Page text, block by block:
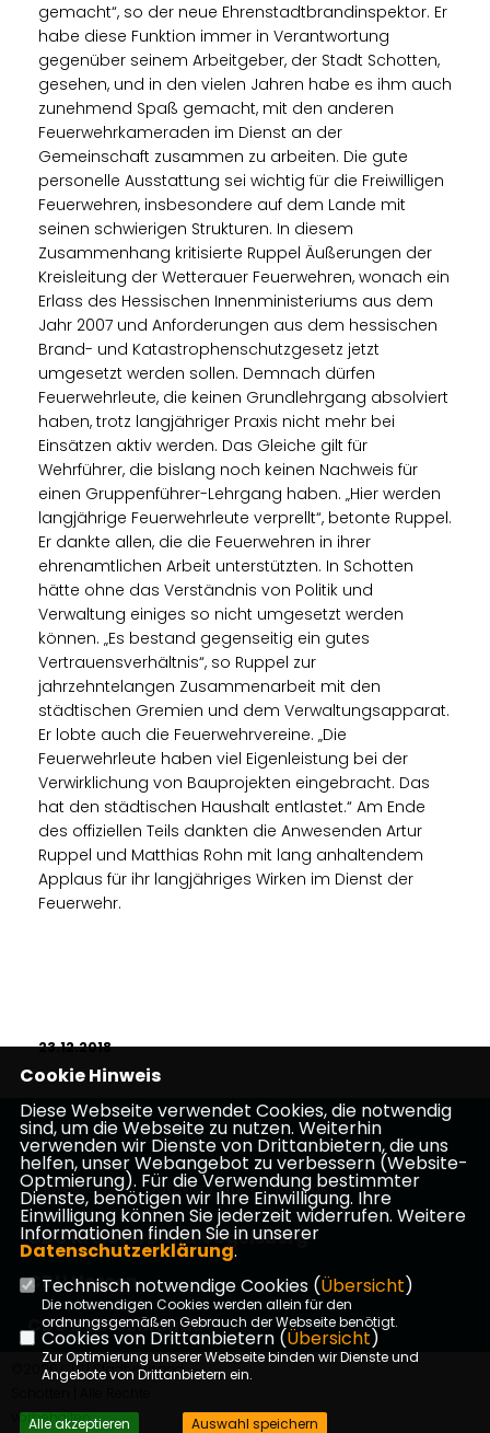
gemacht“, so der neue Ehrenstadtbrandinspektor. Er
habe diese Funktion immer in Verantwortung
gegenüber seinem Arbeitgeber, der Stadt Schotten,
gesehen, und in den vielen Jahren habe es ihm auch
zunehmend Spaß gemacht, mit den anderen
Feuerwehrkameraden im Dienst an der
Gemeinschaft zusammen zu arbeiten. Die gute
personelle Ausstattung sei wichtig für die Freiwilligen
Feuerwehren, insbesondere auf dem Lande mit
seinen schwierigen Strukturen. In diesem
Zusammenhang kritisierte Ruppel Äußerungen der
Kreisleitung der Wetterauer Feuerwehren, wonach ein
Erlass des Hessischen Innenministeriums aus dem
Jahr 2007 und Anforderungen aus dem hessischen
Brand- und Katastrophenschutzgesetz jetzt
umgesetzt werden sollen. Demnach dürfen
Feuerwehrleute, die keinen Grundlehrgang absolviert
haben, trotz langjähriger Praxis nicht mehr bei
Einsätzen aktiv werden. Das Gleiche gilt für
Wehrführer, die bislang noch keinen Nachweis für
einen Gruppenführer-Lehrgang haben. „Hier werden
langjährige Feuerwehrleute verprellt“, betonte Ruppel.
Er dankte allen, die die Feuerwehren in ihrer
ehrenamtlichen Arbeit unterstützten. In Schotten
hätte ohne das Verständnis von Politik und
Verwaltung einiges so nicht umgesetzt werden
können. „Es bestand gegenseitig ein gutes
Vertrauensverhältnis“, so Ruppel zur
jahrzehntelangen Zusammenarbeit mit den
städtischen Gremien und dem Verwaltungsapparat.
Er lobte auch die Feuerwehrvereine. „Die
Feuerwehrleute haben viel Eigenleistung bei der
Verwirklichung von Bauprojekten eingebracht. Das
hat den städtischen Haushalt entlastet.“ Am Ende
des offiziellen Teils dankten die Anwesenden Artur
Ruppel und Matthias Rohn mit lang anhaltendem
Applaus für ihr langjähriges Wirken im Dienst der
Feuerwehr.
23.12.2018
Homepage CDU Schotten
Impressum Datenschutz Kontakt
CDU Kreisverband Vogelsberg
CDU Hessen
CDU Deutschlands
©2026 CDU Stadtverband
vorbehalten.
Cookie Hinweis
Diese Webseite verwendet Cookies, die notwendig
sind, um die Webseite zu nutzen. Weiterhin
verwenden wir Dienste von Drittanbietern, die uns
helfen, unser Webangebot zu verbessern (Website-
Optmierung). Für die Verwendung bestimmter
Dienste, benötigen wir Ihre Einwilligung. Ihre
Einwilligung können Sie jederzeit widerrufen. Weitere
Informationen finden Sie in unserer
Datenschutzerklärung.
Technisch notwendige Cookies (Übersicht)
Die notwendigen Cookies werden allein für den
ordnungsgemäßen Gebrauch der Webseite benötigt.
Cookies von Drittanbietern (Übersicht)
Zur Optimierung unserer Webseite binden wir Dienste und
Angebote von Drittanbietern ein.
Alle akzeptieren Auswahl speichern